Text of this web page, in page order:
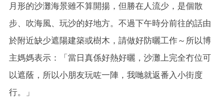
月形的沙灘海景雖不算開揚，但勝在人流少，是個散
步、吹海風、玩沙的好地方。不過下午時分前往的話由
於附近缺少遮陽建築或樹木，請做好防曬工作～所以博
主媽媽表示：「當日真係好熱好曬，沙灘上完全冇位可
以遮蔭，所以小朋友玩咗一陣，我哋就返番入小街度
行。」